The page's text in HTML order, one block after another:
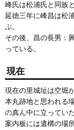
峰氏は松浦氏と同族
延徳三年に峰昌は松
ぶ。
その後、昌の長男：
っている。
現在
現在の里城址は空堀
本丸跡地と思われる
の真ん中に立っていた
案内板には遺構の場